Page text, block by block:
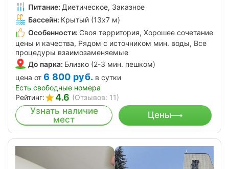
Питание: Диетическое, Заказное
Бассейн: Крытый (13х7 м)
Особенности: Своя территория, Хорошее сочетание
цены и качества, Рядом с источником мин. воды, Все
процедуры взаимозаменяемые
До парка: Близко (2-3 мин. пешком)
цена от 6 800 руб. в сутки
Есть свободные номера
Рейтинг:
4.6 (Отзывов: 11)
Узнать наличие
мест
Цены